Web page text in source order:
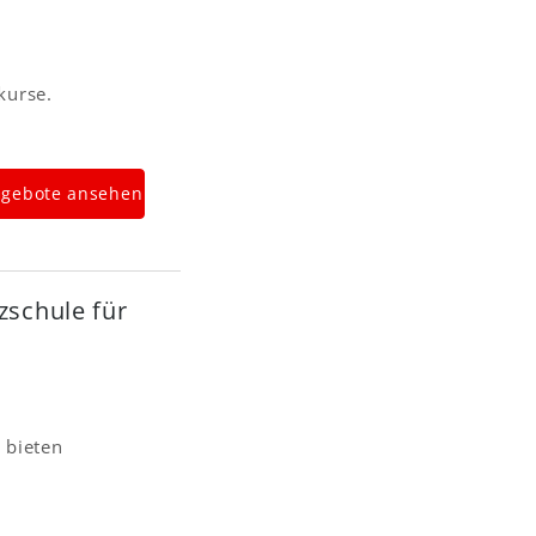
ansehen
für
bieten